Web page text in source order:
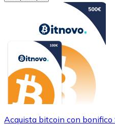
Acquista bitcoin con bonifico